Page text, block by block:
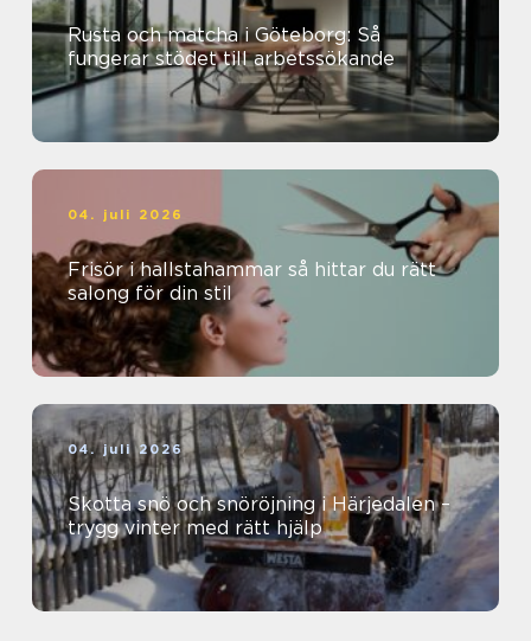
Rusta och matcha i Göteborg: Så
fungerar stödet till arbetssökande
04. juli 2026
Frisör i hallstahammar så hittar du rätt
salong för din stil
04. juli 2026
Skotta snö och snöröjning i Härjedalen –
trygg vinter med rätt hjälp